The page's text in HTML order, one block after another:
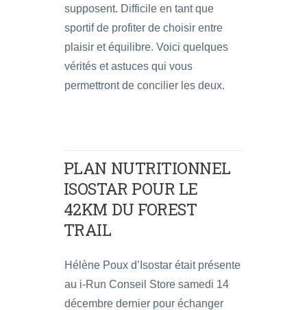
supposent. Difficile en tant que
sportif de profiter de choisir entre
plaisir et équilibre. Voici quelques
vérités et astuces qui vous
permettront de concilier les deux.
PLAN NUTRITIONNEL
ISOSTAR POUR LE
42KM DU FOREST
TRAIL
Hélène Poux d’Isostar était présente
au i-Run Conseil Store samedi 14
décembre dernier pour échanger